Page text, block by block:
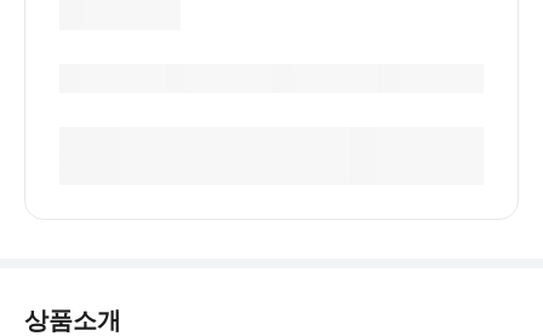
상품소개